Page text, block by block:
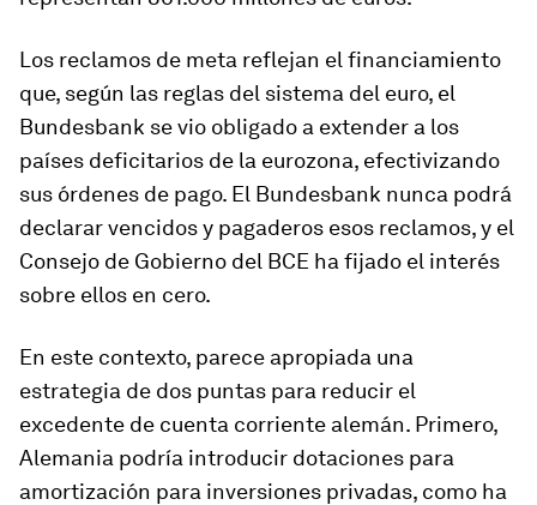
Los reclamos de meta reflejan el financiamiento
que, según las reglas del sistema del euro, el
Bundesbank se vio obligado a extender a los
países deficitarios de la eurozona, efectivizando
sus órdenes de pago. El Bundesbank nunca podrá
declarar vencidos y pagaderos esos reclamos, y el
Consejo de Gobierno del BCE ha fijado el interés
sobre ellos en cero.
En este contexto, parece apropiada una
estrategia de dos puntas para reducir el
excedente de cuenta corriente alemán. Primero,
Alemania podría introducir dotaciones para
amortización para inversiones privadas, como ha